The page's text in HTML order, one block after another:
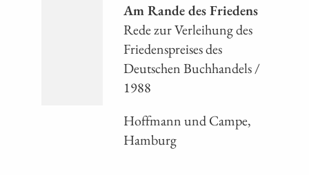
Am Rande des Friedens
Rede zur Verleihung des
Friedenspreises des
Deutschen Buchhandels /
1988
Hoffmann und Campe,
Hamburg